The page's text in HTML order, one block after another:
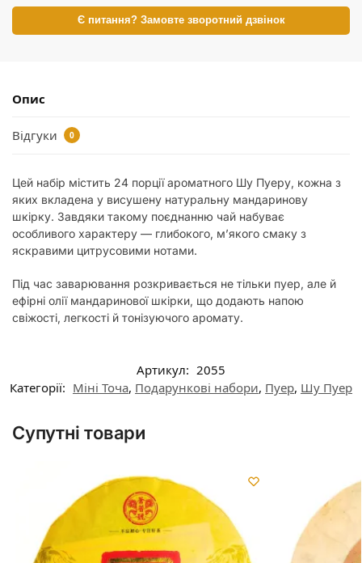
Є питання? Замовте зворотний дзвінок
Опис
Відгуки 0
Цей набір містить 24 порції ароматного Шу Пуеру, кожна з
яких вкладена у висушену натуральну мандаринову
шкірку. Завдяки такому поєднанню чай набуває
особливого характеру — глибокого, м’якого смаку з
яскравими цитрусовими нотами.
Під час заварювання розкривається не тільки пуер, але й
ефірні олії мандаринової шкірки, що додають напою
свіжості, легкості й тонізуючого аромату.
Артикул: 2055
Категорії: Міні Точа, Подарункові набори, Пуер, Шу Пуер
Супутні товари